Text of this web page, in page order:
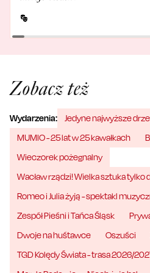
Zobacz też
Wydarzenia:
Jedyne najwyższe
MUMIO - 25 lat w 25 kawałkach
Wieczorek pożegnalny
Wacław rządzi! Wielka sztuka tylko
Romeo i Julia żyją - spektakl
Zespół Pieśni i Tańca Śląsk
Dwoje na huśtawce
Oszuści
TGD Kolędy Świata - trasa 2026/